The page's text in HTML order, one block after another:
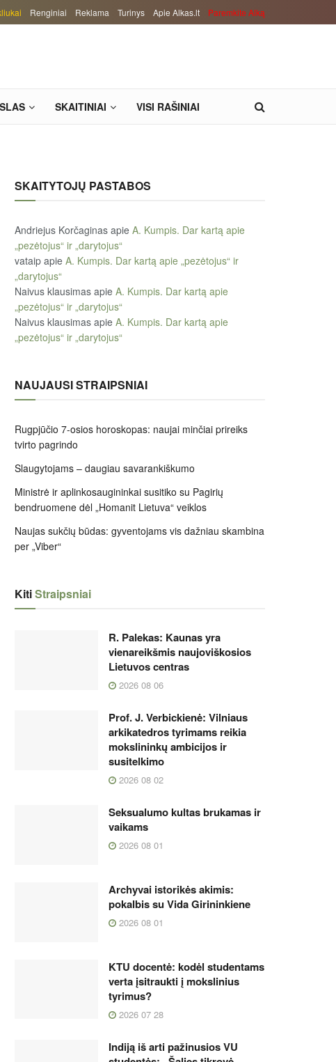
Renginiai Reklama Turinys Apie Alkas.lt Paremkite Alką
SKAITINIAI VISI RAŠINIAI
SKAITYTOJŲ PASTABOS
Andriejus Korčaginas apie A. Kumpis. Dar kartą apie
„pezėtojus“ ir „darytojus“
vataip apie A. Kumpis. Dar kartą apie „pezėtojus“ ir
„darytojus“
Naivus klausimas apie A. Kumpis. Dar kartą apie
„pezėtojus“ ir „darytojus“
Naivus klausimas apie A. Kumpis. Dar kartą apie
„pezėtojus“ ir „darytojus“
NAUJAUSI STRAIPSNIAI
Rugpjūčio 7-osios horoskopas: naujai minčiai prireiks
tvirto pagrindo
Slaugytojams – daugiau savarankiškumo
Ministrė ir aplinkosaugininkai susitiko su Pagirių
bendruomene dėl „Homanit Lietuva“ veiklos
Naujas sukčių būdas: gyventojams vis dažniau skambina
per „Viber“
KitiStraipsniai
R. Palekas: Kaunas yra
vienareikšmis naujoviškosios
Lietuvos centras
2026 08 06
Prof. J. Verbickienė: Vilniaus
arkikatedros tyrimams reikia
mokslininkų ambicijos ir
susitelkimo
2026 08 02
Seksualumo kultas brukamas ir
vaikams
2026 08 01
Archyvai istorikės akimis:
pokalbis su Vida Girininkiene
2026 08 01
KTU docentė: kodėl studentams
verta įsitraukti į mokslinius
tyrimus?
2026 07 28
Indiją iš arti pažinusios VU